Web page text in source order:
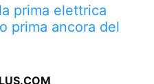
prima elettrica
prima ancora del